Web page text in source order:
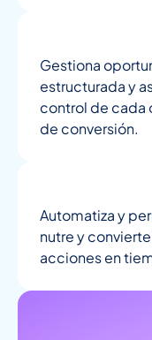
Gestiona
estructurada y
control de cada
de conversión.
Automatiza y
nutre y
acciones en